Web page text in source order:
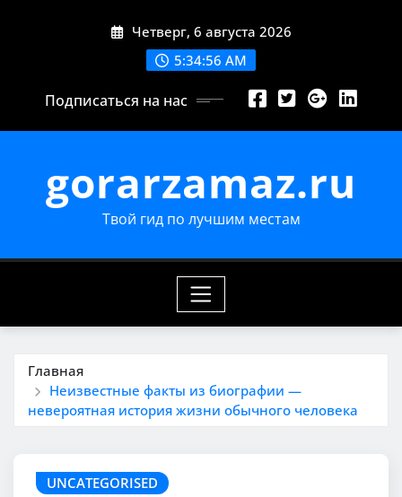
Четверг, 6 августа 2026
5:34:57 AM
Подписаться на нас
gorarzamaz.ru
Твой гид по лучшим местам
Главная
Неизвестные факты из биографии —
невероятная история жизни обычного человека
UNCATEGORISED